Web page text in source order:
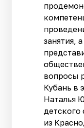
занятия,
вопросы
Кубань в
Наталья
детского
из